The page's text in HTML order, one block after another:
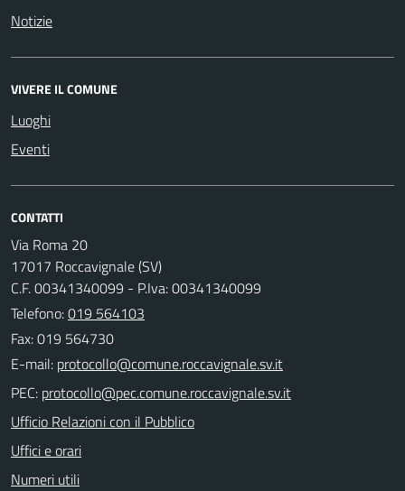
Notizie
VIVERE IL COMUNE
Luoghi
Eventi
CONTATTI
Via Roma 20
17017 Roccavignale (SV)
C.F. 00341340099 - P.Iva: 00341340099
Telefono:019 564103
Fax: 019 564730
E-mail:
PEC:
Ufficio Relazioni con il Pubblico
Uffici e orari
Numeri utili